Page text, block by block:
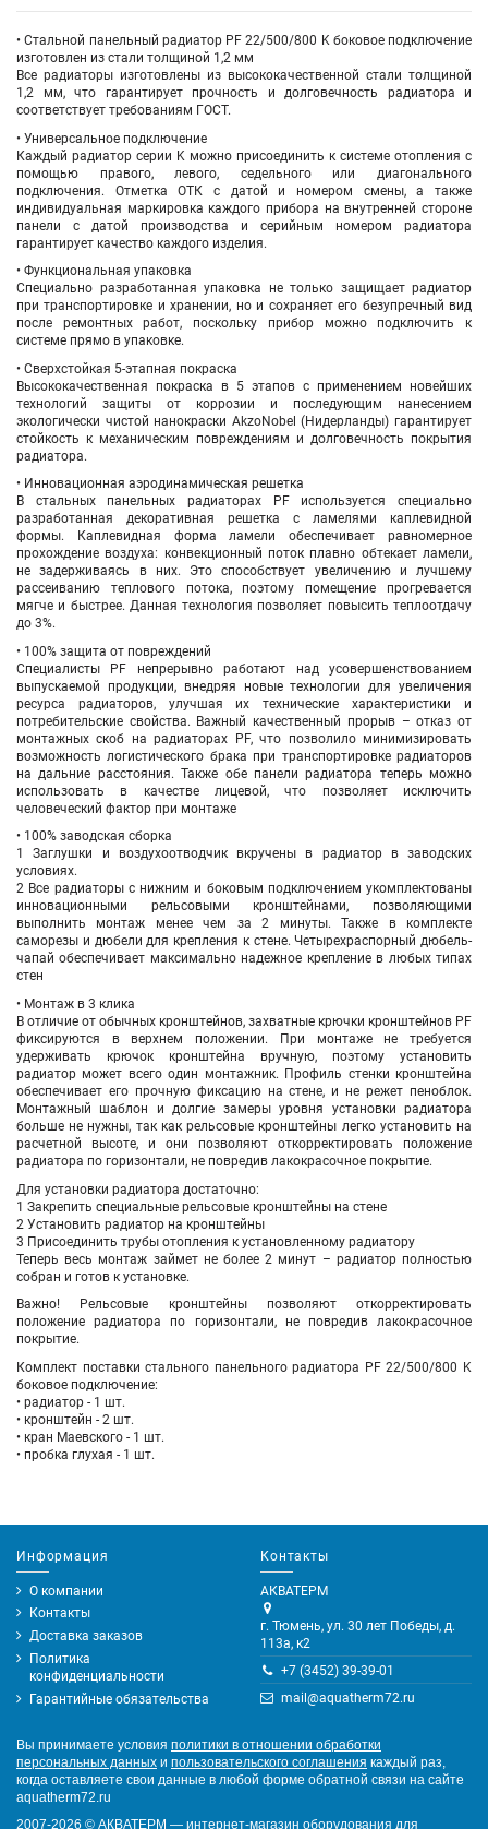
• Стальной панельный радиатор PF 22/500/800 K боковое подключение
изготовлен из стали толщиной 1,2 мм
Все радиаторы изготовлены из высококачественной стали толщиной
1,2 мм, что гарантирует прочность и долговечность радиатора и
соответствует требованиям ГОСТ.
• Универсальное подключение
Каждый радиатор серии K можно присоединить к системе отопления с
помощью правого, левого, седельного или диагонального
подключения. Отметка ОТК с датой и номером смены, а также
индивидуальная маркировка каждого прибора на внутренней стороне
панели с датой производства и серийным номером радиатора
гарантирует качество каждого изделия.
• Функциональная упаковка
Специально разработанная упаковка не только защищает радиатор
при транспортировке и хранении, но и сохраняет его безупречный вид
после ремонтных работ, поскольку прибор можно подключить к
системе прямо в упаковке.
• Сверхстойкая 5-этапная покраска
Высококачественная покраска в 5 этапов с применением новейших
технологий защиты от коррозии и последующим нанесением
экологически чистой нанокраски AkzoNobel (Нидерланды) гарантирует
стойкость к механическим повреждениям и долговечность покрытия
радиатора.
• Инновационная аэродинамическая решетка
В стальных панельных радиаторах PF используется специально
разработанная декоративная решетка с ламелями каплевидной
формы. Каплевидная форма ламели обеспечивает равномерное
прохождение воздуха: конвекционный поток плавно обтекает ламели,
не задерживаясь в них. Это способствует увеличению и лучшему
рассеиванию теплового потока, поэтому помещение прогревается
мягче и быстрее. Данная технология позволяет повысить теплоотдачу
до 3%.
• 100% защита от повреждений
Специалисты PF непрерывно работают над усовершенствованием
выпускаемой продукции, внедряя новые технологии для увеличения
ресурса радиаторов, улучшая их технические характеристики и
потребительские свойства. Важный качественный прорыв – отказ от
монтажных скоб на радиаторах PF, что позволило минимизировать
возможность логистического брака при транспортировке радиаторов
на дальние расстояния. Также обе панели радиатора теперь можно
использовать в качестве лицевой, что позволяет исключить
человеческий фактор при монтаже
• 100% заводская сборка
1 Заглушки и воздухоотводчик вкручены в радиатор в заводских
условиях.
2 Все радиаторы с нижним и боковым подключением укомплектованы
инновационными рельсовыми кронштейнами, позволяющими
выполнить монтаж менее чем за 2 минуты. Также в комплекте
саморезы и дюбели для крепления к стене. Четырехраспорный дюбель-
чапай обеспечивает максимально надежное крепление в любых типах
стен
• Монтаж в 3 клика
В отличие от обычных кронштейнов, захватные крючки кронштейнов PF
фиксируются в верхнем положении. При монтаже не требуется
удерживать крючок кронштейна вручную, поэтому установить
радиатор может всего один монтажник. Профиль стенки кронштейна
обеспечивает его прочную фиксацию на стене, и не режет пеноблок.
Монтажный шаблон и долгие замеры уровня установки радиатора
больше не нужны, так как рельсовые кронштейны легко установить на
расчетной высоте, и они позволяют откорректировать положение
радиатора по горизонтали, не повредив лакокрасочное покрытие.
Для установки радиатора достаточно:
1 Закрепить специальные рельсовые кронштейны на стене
2 Установить радиатор на кронштейны
3 Присоединить трубы отопления к установленному радиатору
Теперь весь монтаж займет не более 2 минут – радиатор полностью
собран и готов к установке.
Важно! Рельсовые кронштейны позволяют откорректировать
положение радиатора по горизонтали, не повредив лакокрасочное
покрытие.
Комплект поставки стального панельного радиатора PF 22/500/800 K
боковое подключение:
• радиатор - 1 шт.
• кронштейн - 2 шт.
• кран Маевского - 1 шт.
• пробка глухая - 1 шт.
Информация
О компании
Контакты
Доставка заказов
Политика
конфиденциальности
Гарантийные обязательства
Контакты
АКВАТЕРМ
г. Тюмень, ул. 30 лет Победы, д.
113а, к2
+7 (3452) 39-39-01
mail@aquatherm72.ru
Вы принимаете условия политики в отношении обработки
персональных данных и пользовательского соглашения каждый раз,
когда оставляете свои данные в любой форме обратной связи на сайте
aquatherm72.ru
2007-2026 © АКВАТЕРМ — интернет-магазин оборудования для